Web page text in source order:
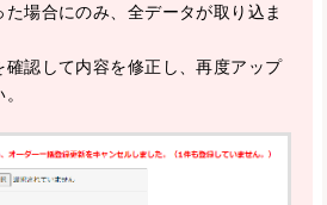
場合にのみ、全データが取り込ま
確認して内容を修正し、再度アップ